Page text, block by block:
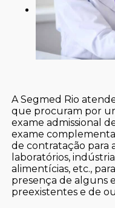
A Segmed Rio
que procuram por
exame admissional
exame
de contratação para
laboratórios,
alimentícias, etc.,
presença de alguns
preexistentes e de